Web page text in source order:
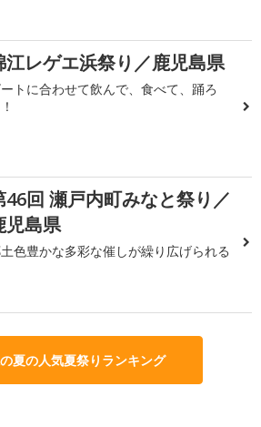
江レゲエ浜祭り／鹿児島県
トに合わせて飲んで、食べて、踊ろ
46回 瀬戸内町みなと祭り／
児島県
色豊かな多彩な催しが繰り広げられる
夏の人気夏祭りランキング